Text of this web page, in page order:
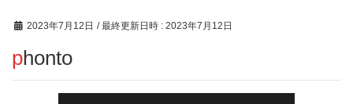
2023年7月12日 / 最終更新日時 : 2023年7月12日
phonto